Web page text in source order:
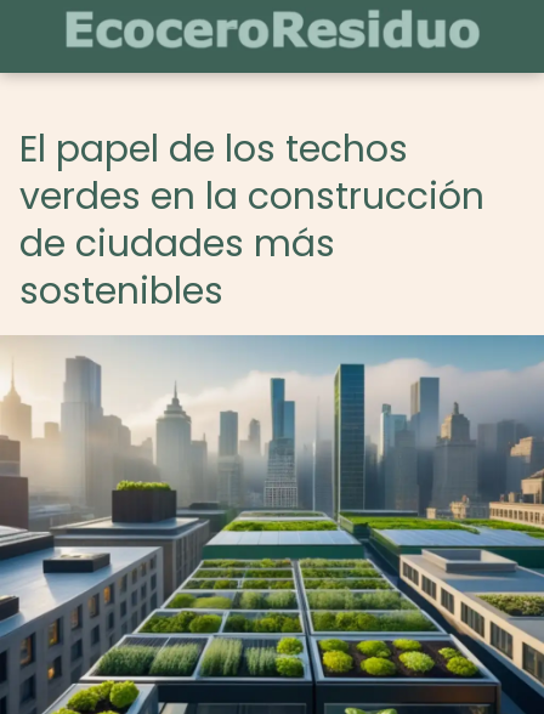
El papel de los techos
verdes en la construcción
de ciudades más
sostenibles